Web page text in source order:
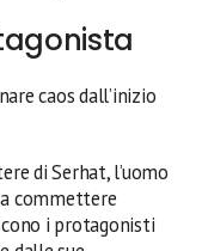
caos dall’inizio
di Serhat, l’uomo
commettere
i protagonisti